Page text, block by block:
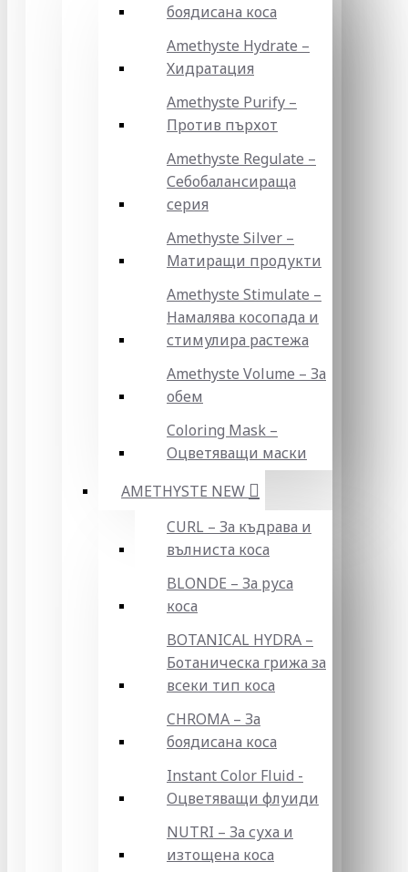
боядисана коса
Amethyste Hydrate –
Хидратация
Amethyste Purify –
Против пърхот
Amethyste Regulate –
Себобалансираща
серия
Amethyste Silver –
Матиращи продукти
Amethyste Stimulate –
Намалява косопада и
стимулира растежа
Amethyste Volume – За
обем
Coloring Mask –
Оцветяващи маски
AMETHYSTE NEW
CURL – За къдрава и
вълниста коса
BLONDE – За руса
коса
BOTANICAL HYDRA –
Ботаническа грижа за
всеки тип коса
CHROMA – За
боядисана коса
Instant Color Fluid -
Оцветяващи флуиди
NUTRI – За суха и
изтощена коса